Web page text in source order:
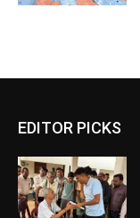
EDITOR PICKS